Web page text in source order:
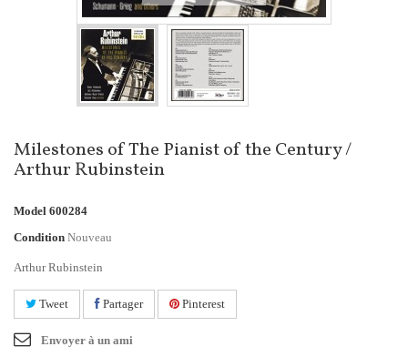
Milestones of The Pianist of the Century /
Arthur Rubinstein
Model 600284
Condition Nouveau
Arthur Rubinstein
Tweet Partager Pinterest
Envoyer à un ami